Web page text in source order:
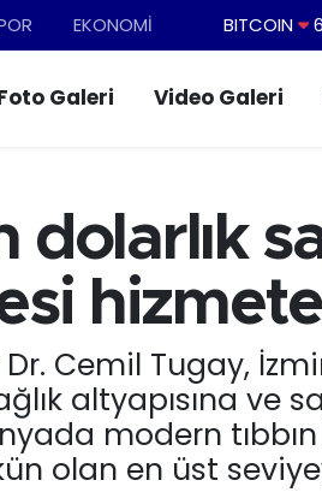
EKONOMİ DOLAR
STERLİN
BITCOIN
Galeri Video Galeri
hizmete
Cemil Tugay,
altyapısına ve
modern
olan en üst